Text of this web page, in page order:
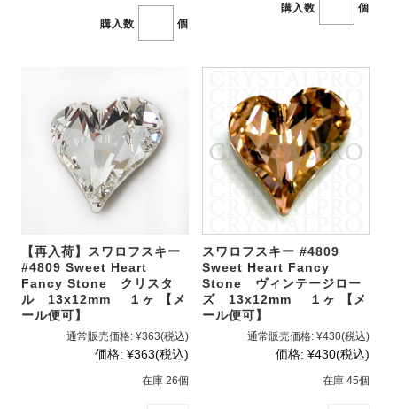
購入数 個
購入数 個
【再入荷】スワロフスキー
#4809 Sweet Heart
Fancy Stone クリスタ
ル 13x12mm １ヶ 【メ
ール便可】
通常販売価格: ¥363(税込)
価格: ¥363(税込)
在庫 26個
スワロフスキー #4809
Sweet Heart Fancy
Stone ヴィンテージロー
ズ 13x12mm １ヶ 【メ
ール便可】
通常販売価格: ¥430(税込)
価格: ¥430(税込)
在庫 45個